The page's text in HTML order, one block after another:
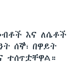
እና ለሴቶች
ሰኞ፣ በዋይት
ተሰጥቷቸዋል።